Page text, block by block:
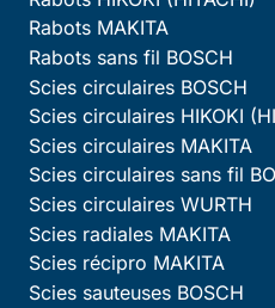
Rabots MAKITA
Rabots sans fil BOSCH
Scies circulaires BOSCH
Scies circulaires HIKOKI
Scies circulaires MAKITA
Scies circulaires sans fil
Scies circulaires WURTH
Scies radiales MAKITA
Scies récipro MAKITA
Scies sauteuses BOSCH